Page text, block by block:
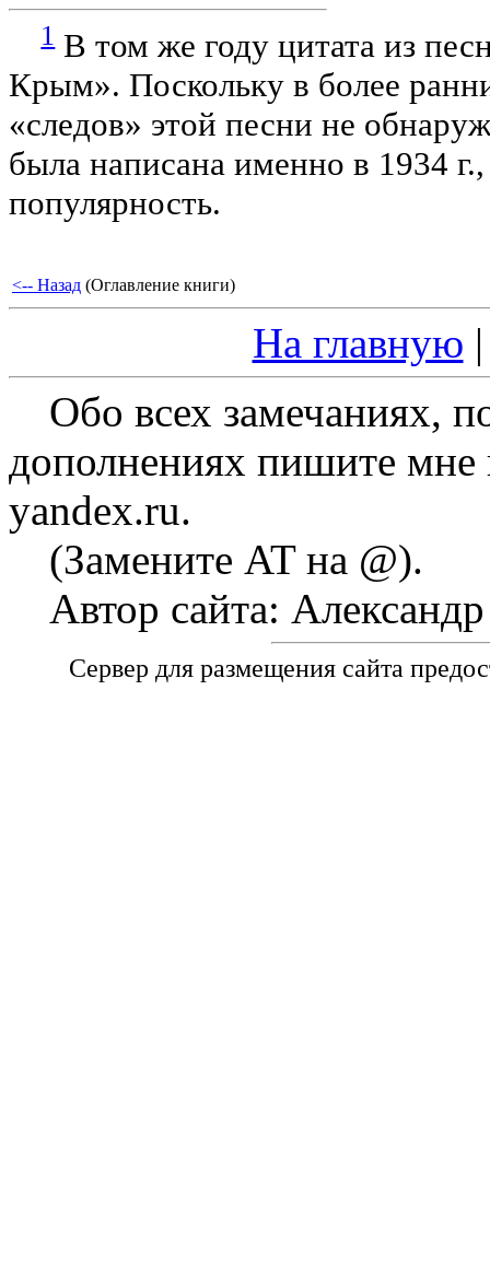
1В том же году цитата из
Крым». Поскольку в более
«следов» этой песни не
была написана именно в 1934
популярность.
<-- Назад (Оглавление книги)
На главную
Обо всех замечаниях,
дополнениях пишите мне
yandex.ru.
(Замените AT на @).
Автор сайта:
Сервер для размещения сайта